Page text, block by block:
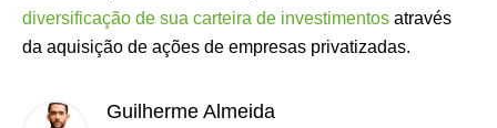
diversificação de sua carteira de investimentos através
da aquisição de ações de empresas privatizadas.
Guilherme Almeida